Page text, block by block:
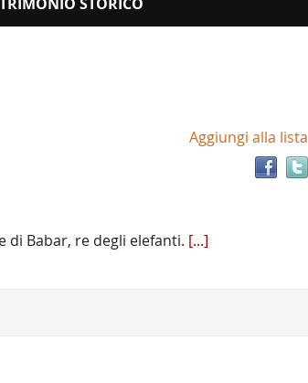
Aggiungi alla lista
di Babar, re degli elefanti. [...]